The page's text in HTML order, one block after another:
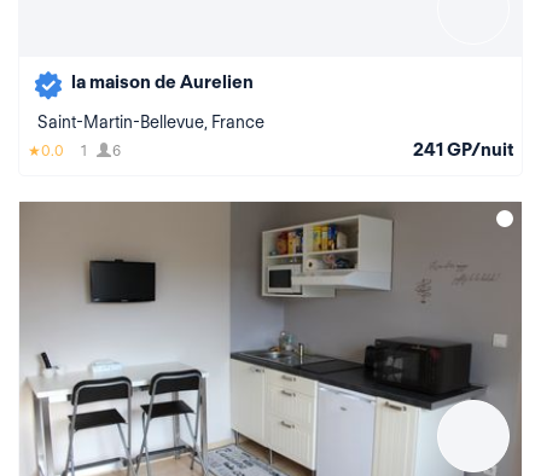
la maison de Aurelien
Saint-Martin-Bellevue, France
0.0 1 6 241 GP/nuit